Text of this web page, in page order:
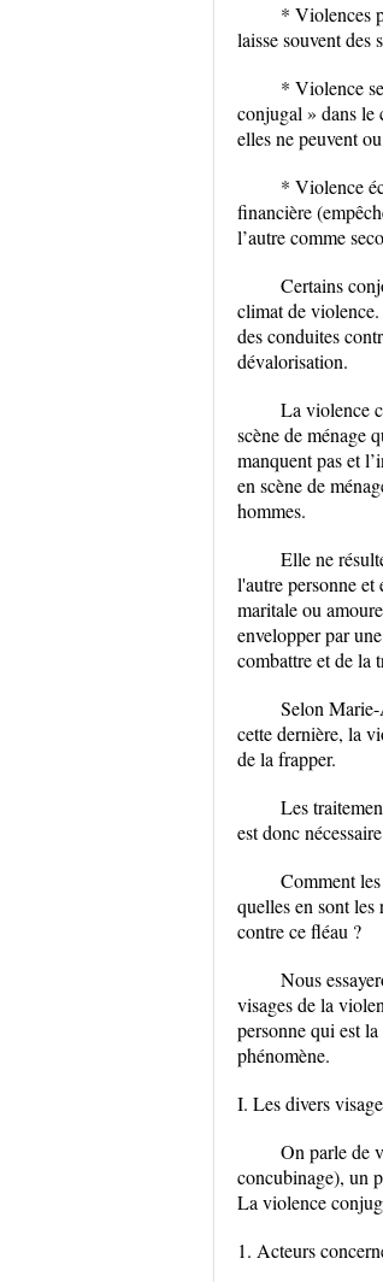
* Violences
laisse souvent des
* Violence
conjugal » dans le
elles ne peuvent
* Violence
financière
l’autre comme
Certains
climat de
des conduites
dévalorisation.
La violence
scène de ménage
manquent pas et
en scène de
hommes.
Elle ne
l'autre personne
maritale ou
envelopper par
combattre et de la
Selon
cette dernière, la
de la frapper.
Les
est donc
Comment
quelles en sont
contre ce fléau ?
Nous
visages de la
personne qui est
phénomène.
I. Les divers
On parle de
concubinage), un
La violence
1. Acteurs